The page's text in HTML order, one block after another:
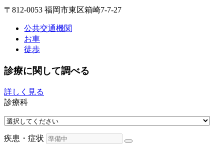
〒812-0053 福岡市東区箱崎7-7-27
公共交通機関
お車
徒歩
診療に関して調べる
詳しく見る
診療科
疾患・症状